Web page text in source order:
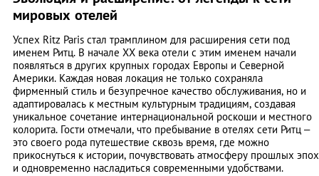
мировых отелей
Успех Ritz Paris стал трамплином для расширения сети под
именем Ритц. В начале XX века отели с этим именем начали
появляться в других крупных городах Европы и Северной
Америки. Каждая новая локация не только сохраняла
фирменный стиль и безупречное качество обслуживания, но и
адаптировалась к местным культурным традициям, создавая
уникальное сочетание интернациональной роскоши и местного
колорита. Гости отмечали, что пребывание в отелях сети Ритц –
это своего рода путешествие сквозь время, где можно
прикоснуться к истории, почувствовать атмосферу прошлых эпох
и одновременно насладиться современными удобствами.